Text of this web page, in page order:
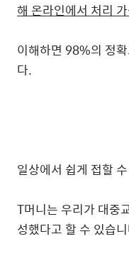
해 온라인에서 처리
이해하면 98%의 정
다.
일상에서 쉽게 접할
T머니는 우리가 대중
성했다고 할 수 있습